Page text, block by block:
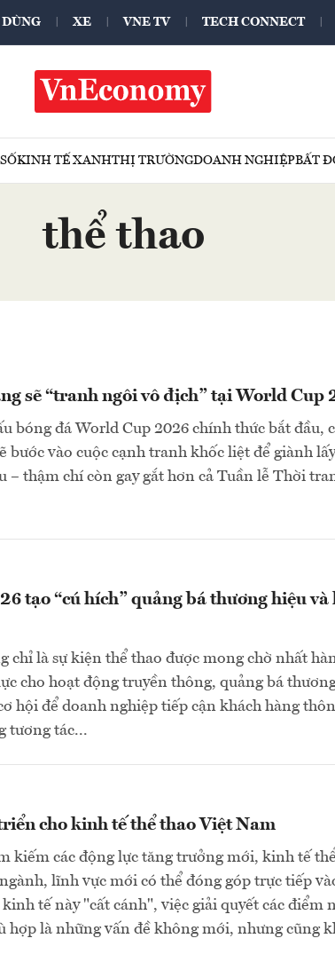
XE VNE TV TECH CONNECT
KINH TẾ XANHTHỊ TRƯỜNGDOANH NGHIỆPBẤT
thể thao
sẽ “tranh ngôi vô địch” tại World Cup
bóng đá World Cup 2026 chính thức bắt đầu,
bước vào cuộc cạnh tranh khốc liệt để giành
– thậm chí còn gay gắt hơn cả Tuần lễ Thời
tạo “cú hích” quảng bá thương hiệu và
chỉ là sự kiện thể thao được mong chờ nhất
cho hoạt động truyền thông, quảng bá
hội để doanh nghiệp tiếp cận khách hàng
tương tác...
cho kinh tế thể thao Việt Nam
kiếm các động lực tăng trưởng mới, kinh tế
lĩnh vực mới có thể đóng góp trực tiếp
tế này "cất cánh", việc giải quyết các điểm
hợp là những vấn đề không mới, nhưng cũng